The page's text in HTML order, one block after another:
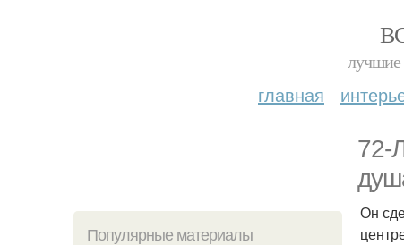
лучшие
главная
72-
Популярные материалы
Он